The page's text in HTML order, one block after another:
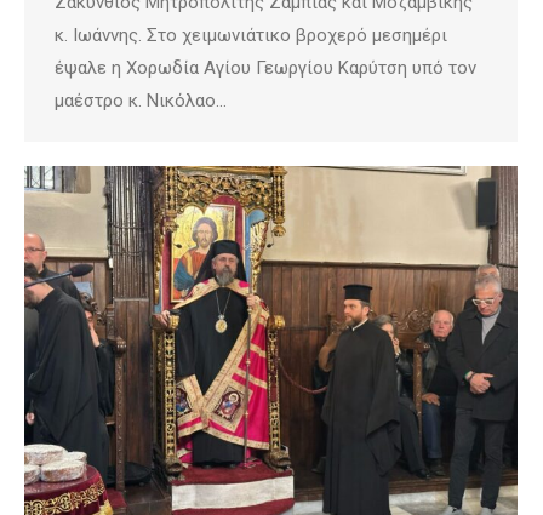
κ. Ιωάννης. Στο χειμωνιάτικο βροχερό μεσημέρι
έψαλε η Χορωδία Αγίου Γεωργίου Καρύτση υπό τον
μαέστρο κ. Νικόλαο…